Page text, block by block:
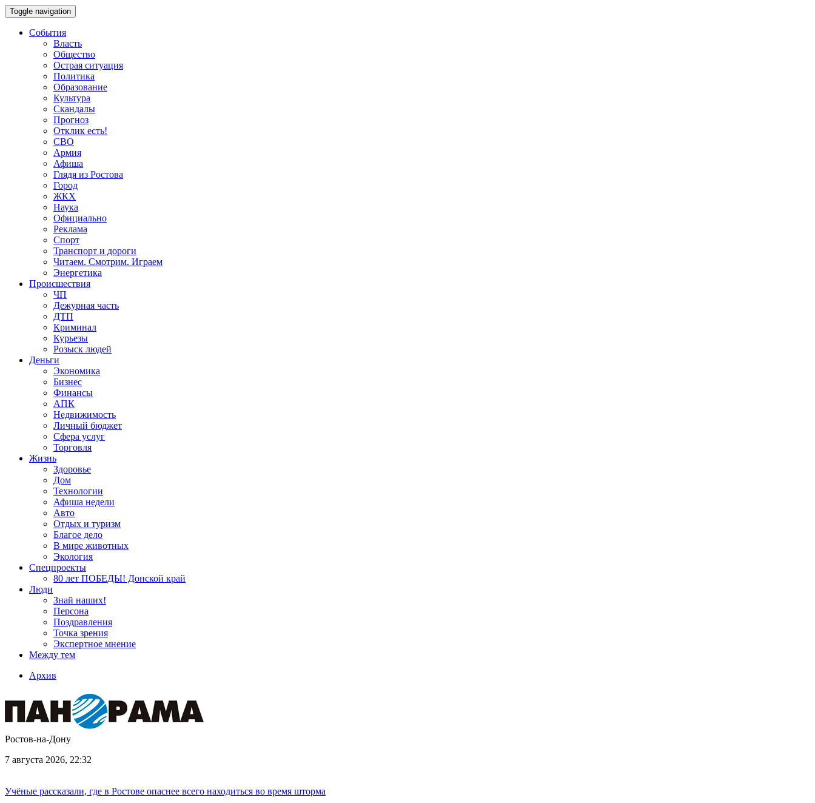
Toggle navigation
События
Власть
Общество
Острая ситуация
Политика
Образование
Культура
Скандалы
Прогноз
Отклик есть!
СВО
Армия
Афиша
Глядя из Ростова
Город
ЖКХ
Наука
Официально
Реклама
Спорт
Транспорт и дороги
Читаем. Смотрим. Играем
Энергетика
Происшествия
ЧП
Дежурная часть
ДТП
Криминал
Курьезы
Розыск людей
Деньги
Экономика
Бизнес
Финансы
АПК
Недвижимость
Личный бюджет
Сфера услуг
Торговля
Жизнь
Здоровье
Дом
Технологии
Афиша недели
Авто
Отдых и туризм
Благое дело
В мире животных
Экология
Спецпроекты
80 лет ПОБЕДЫ! Донской край
Люди
Знай наших!
Персона
Поздравления
Точка зрения
Экспертное мнение
Между тем
Архив
Ростов-на-Дону
7 августа 2026, 22:32
Учёные рассказали, где в Ростове опаснее всего находиться во время шторма